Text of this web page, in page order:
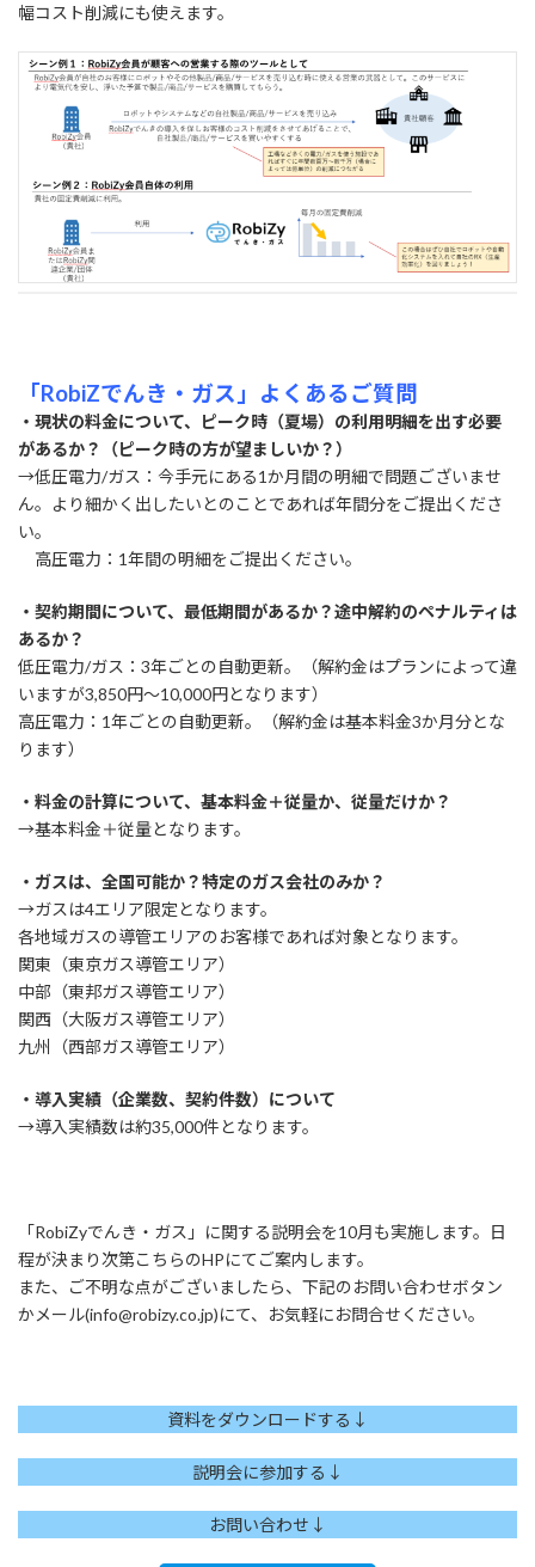
幅コスト削減にも使えます。
「RobiZでんき・ガス」よくあるご質問
・現状の料金について、ピーク時（夏場）の利用明細を出す必要
があるか？（ピーク時の方が望ましいか？）
→低圧電力/ガス：今手元にある1か月間の明細で問題ございませ
ん。より細かく出したいとのことであれば年間分をご提出くださ
い。
高圧電力：1年間の明細をご提出ください。
・ 契約期間について、最低期間があるか？途中解約のペナルティは
あるか？
低圧電力/ガス：3年ごとの自動更新。（解約金はプランによって違
いますが3,850円～10,000円となります）
高圧電力：1年ごとの自動更新。（解約金は基本料金3か月分とな
ります）
・料金の計算について、基本料金＋従量か、従量だけか？
→基本料金＋従量となります。
・ガスは、全国可能か？特定のガス会社のみか？
→ガスは4エリア限定となります。
各地域ガスの導管エリアのお客様であれば対象となります。
関東（東京ガス導管エリア）
中部（東邦ガス導管エリア）
関西（大阪ガス導管エリア）
九州（西部ガス導管エリア）
・導入実績（企業数、契約件数）について
→導入実績数は約35,000件となります。
「RobiZyでんき・ガス」に関する説明会を10月も実施します。日
程が決まり次第こちらのHPにてご案内します。
また、ご不明な点がございましたら、下記のお問い合わせボタン
かメール(info@robizy.co.jp)にて、お気軽にお問合せください。
資料をダウンロードする↓
説明会に参加する↓
お問い合わせ↓